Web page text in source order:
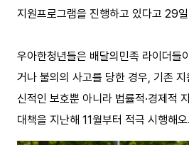
지원프로그램을 진행하고 있다고 29
우아한청년들은 배달의민족 라이더들
거나 불의의 사고를 당한 경우, 기존 지
신적인 보호뿐 아니라 법률적·경제적
대책을 지난해 11월부터 적극 시행해